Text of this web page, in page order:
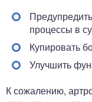
процессы в
Купировать
Улучшить
К сожалению,